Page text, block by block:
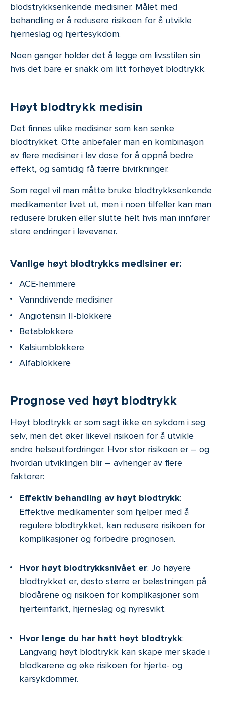
blodstrykksenkende medisiner. Målet med
behandling er å redusere risikoen for å utvikle
hjerneslag og hjertesykdom.
Noen ganger holder det å legge om livsstilen sin
hvis det bare er snakk om litt forhøyet blodtrykk.
Høyt blodtrykk medisin
Det finnes ulike medisiner som kan senke
blodtrykket. Ofte anbefaler man en kombinasjon
av flere medisiner i lav dose for å oppnå bedre
effekt, og samtidig få færre bivirkninger.
Som regel vil man måtte bruke blodtrykksenkende
medikamenter livet ut, men i noen tilfeller kan man
redusere bruken eller slutte helt hvis man innfører
store endringer i levevaner.
Vanlige høyt blodtrykks medisiner er:
ACE-hemmere
Vanndrivende medisiner
Angiotensin II-blokkere
Betablokkere
Kalsiumblokkere
Alfablokkere
Prognose ved høyt blodtrykk
Høyt blodtrykk er som sagt ikke en sykdom i seg
selv, men det øker likevel risikoen for å utvikle
andre helseutfordringer. Hvor stor risikoen er – og
hvordan utviklingen blir – avhenger av flere
faktorer:
Effektiv behandling av høyt blodtrykk:
Effektive medikamenter som hjelper med å
regulere blodtrykket, kan redusere risikoen for
komplikasjoner og forbedre prognosen.
Hvor høyt blodtrykksnivået er: Jo høyere
blodtrykket er, desto større er belastningen på
blodårene og risikoen for komplikasjoner som
hjerteinfarkt, hjerneslag og nyresvikt.
Hvor lenge du har hatt høyt blodtrykk:
Langvarig høyt blodtrykk kan skape mer skade i
blodkarene og øke risikoen for hjerte- og
karsykdommer.